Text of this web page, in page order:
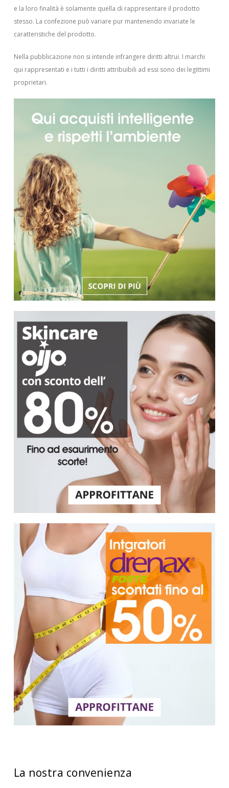
e la loro finalità è solamente quella di rappresentare il prodotto
stesso. La confezione può variare pur mantenendo invariate le
caratteristiche del prodotto.
Nella pubblicazione non si intende infrangere diritti altrui. I marchi
qui rappresentati e i tutti i diritti attribuibili ad essi sono dei legittimi
proprietari.
La nostra convenienza